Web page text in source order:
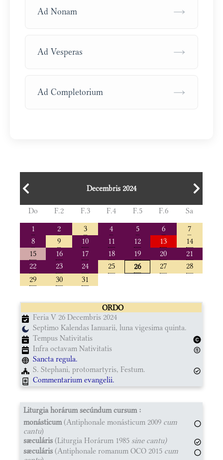
Ad Nonam →
Ad Vesperas →
Ad Completorium →
Decembris 2024
Do F.2 F.3 F.4 F.5 F.6
Sa
1
2 3 4 5 6
7
8
9 10 11 12 13
14
15
16 17 18 19 20
21
22
23 24 25 26 27
28
29
30 31
ORDO
Feria V 26 Decembris 2024
Septimo Kalendas Ianuarii, luna vigesima quinta.
Tempus Nativitatis
Infra octavam Nativitatis
Sancta regula.
S. Stephani, protomartyris, Festum.
Commentarium evangelii.
Liturgia horárum secúndum cursum :
monásticum(Antiphonale monásticum 2009 cum
cantu)
sæculáris (Liturgia Horárum 1985 sine cantu)
sæculáris (Antiphonale romanum OCO 2015 cum